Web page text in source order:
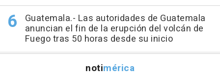
Guatemala.- Las autoridades de Guatemala
anuncian el fin de la erupción del volcán de
Fuego tras 50 horas desde su inicio
notimérica